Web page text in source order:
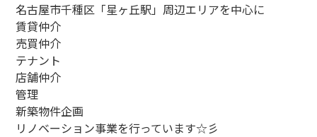
名古屋市千種区「星ヶ丘駅」周辺エリアを中心に
賃貸仲介
売買仲介
テナント
店舗仲介
管理
新築物件企画
リノベーション事業を行っています☆彡